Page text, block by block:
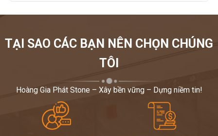
Khách hàng có nhu cầu thiết kế - thi công đá hoa cương cũng
như cần tư vấn về các sản phẩm đá ốp bậc cấp vui lòng liên hệ
0972101656. Rất mong được hợp tác góp phần làm đẹp cho
ngôi nhà của các bạn.
TẠI SAO CÁC BẠN NÊN CHỌN CHÚNG
TÔI
Hoàng Gia Phát Stone – Xây bền vững – Dựng niềm tin!